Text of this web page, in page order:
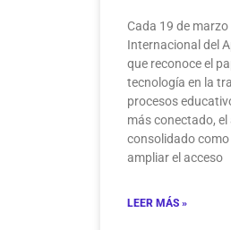
Cada 19 de
Internacional del
que reconoce el
tecnología en la
procesos
más conectado,
consolidado
ampliar el acceso
LEER MÁS »